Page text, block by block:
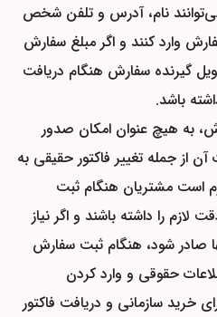
نام، آدرس و تلفن شخص
وارد کنند و اگر مبلغ سفارش
گیرنده سفارش هنگام دریافت
باشد.
به هیچ عنوان امکان صدور
از جمله تغییر فاکتور حقیقی به
است مشتریان هنگام ثبت
را داشته باشند و اگر نیاز
صادر شود، هنگام ثبت سفارش
حقوقی و وارد کردن
خرید سازمانی و دریافت فاکتور